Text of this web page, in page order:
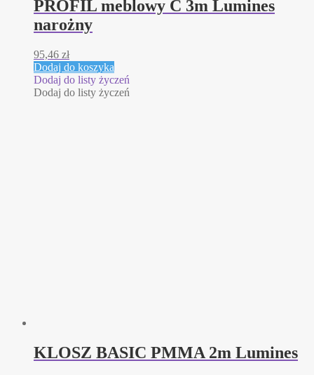
PROFIL meblowy C 3m Lumines
narożny
95,46 zł
Dodaj do koszyka
Dodaj do listy życzeń
Dodaj do listy życzeń
KLOSZ BASIC PMMA 2m Lumines